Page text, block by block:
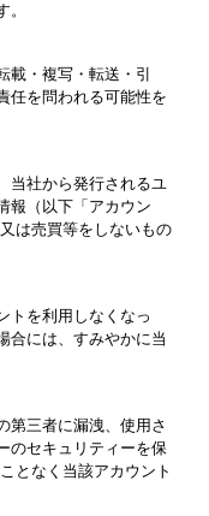
・複写・転送・引
任を問われる可能性を
当社から発行されるユ
報（以下「アカウン
は売買等をしないもの
トを利用しなくなっ
合には、すみやかに当
第三者に漏洩、使用さ
のセキュリティーを保
となく当該アカウント